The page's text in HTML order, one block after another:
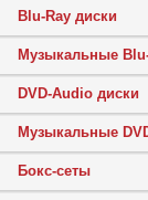
Blu-Ray диски
Музыкальные
DVD-Audio диски
Музыкальные
Бокс-сеты